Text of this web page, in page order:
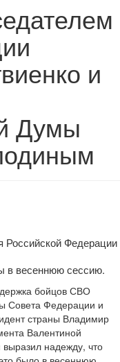
и
Думы
Российской Федерации
в весеннюю сессию.
бойцов СВО
Совета Федерации и
страны Владимир
Валентиной
надежду, что